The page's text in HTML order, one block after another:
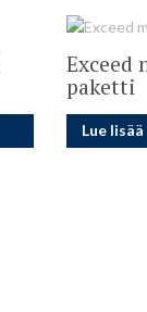
Exceed
paketti
Lue lisää